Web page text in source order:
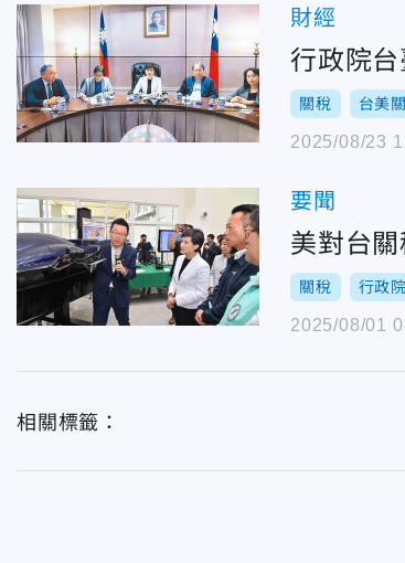
財經
行政院
關稅 台美
2025/08/23
要聞
美對台
關稅 行政院
2025/08/01
相關標籤：